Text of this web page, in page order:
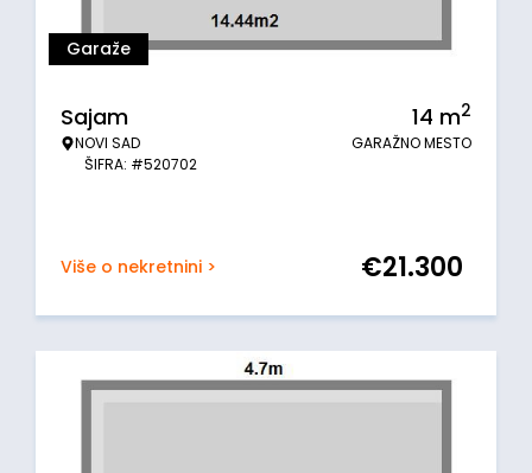
Garaže
Sajam
NOVI SAD
ŠIFRA: #520702
14 m2
GARAŽNO MESTO
Više o nekretnini > €21.300